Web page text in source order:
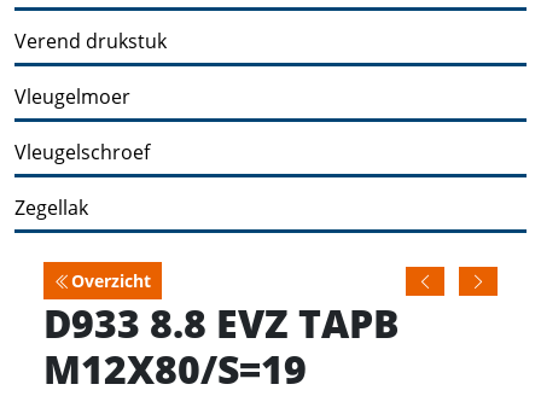
Verend drukstuk
Vleugelmoer
Vleugelschroef
Zegellak
Overzicht
D933 8.8 EVZ TAPB
M12X80/S=19